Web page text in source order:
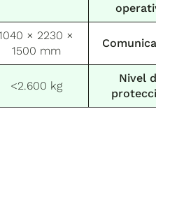
operativa
× 2230 ×
1500 mm
<2.600 kg
Nivel de